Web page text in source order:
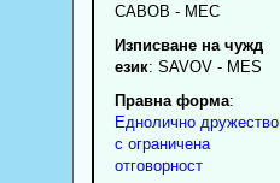
САВОВ - МЕС
Изписване на чужд
език: SAVOV - MES
Правна форма:
Еднолично дружество
с ограничена
отговорност